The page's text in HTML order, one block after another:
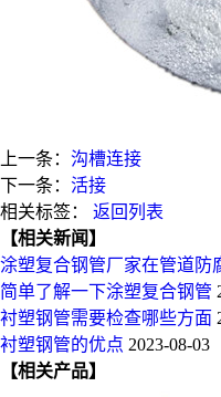
上一条： 沟槽连接
下一条： 活接
相关标签： 返回列表
【相关新闻】
涂塑复合钢管厂家在管道防
简单了解一下涂塑复合钢管
衬塑钢管需要检查哪些方面
衬塑钢管的优点 2023-08-03
【相关产品】